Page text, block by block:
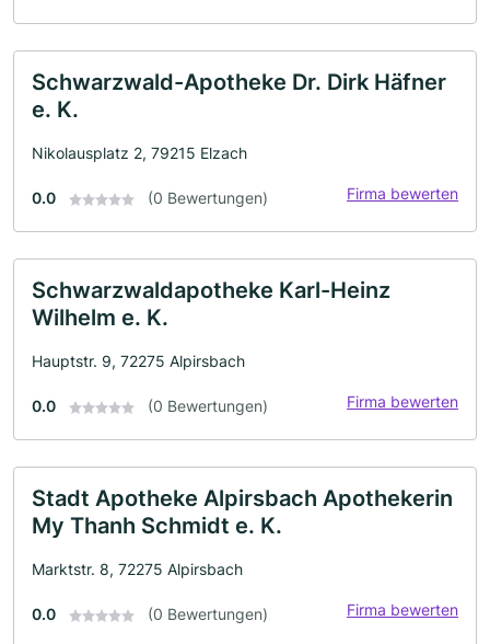
Schwarzwald-Apotheke Dr. Dirk Häfner
e. K.
Nikolausplatz 2, 79215 Elzach
0.0 (0 Bewertungen) Firma bewerten
Schwarzwaldapotheke Karl-Heinz
Wilhelm e. K.
Hauptstr. 9, 72275 Alpirsbach
0.0 (0 Bewertungen) Firma bewerten
Stadt Apotheke Alpirsbach Apothekerin
My Thanh Schmidt e. K.
Marktstr. 8, 72275 Alpirsbach
0.0 (0 Bewertungen) Firma bewerten